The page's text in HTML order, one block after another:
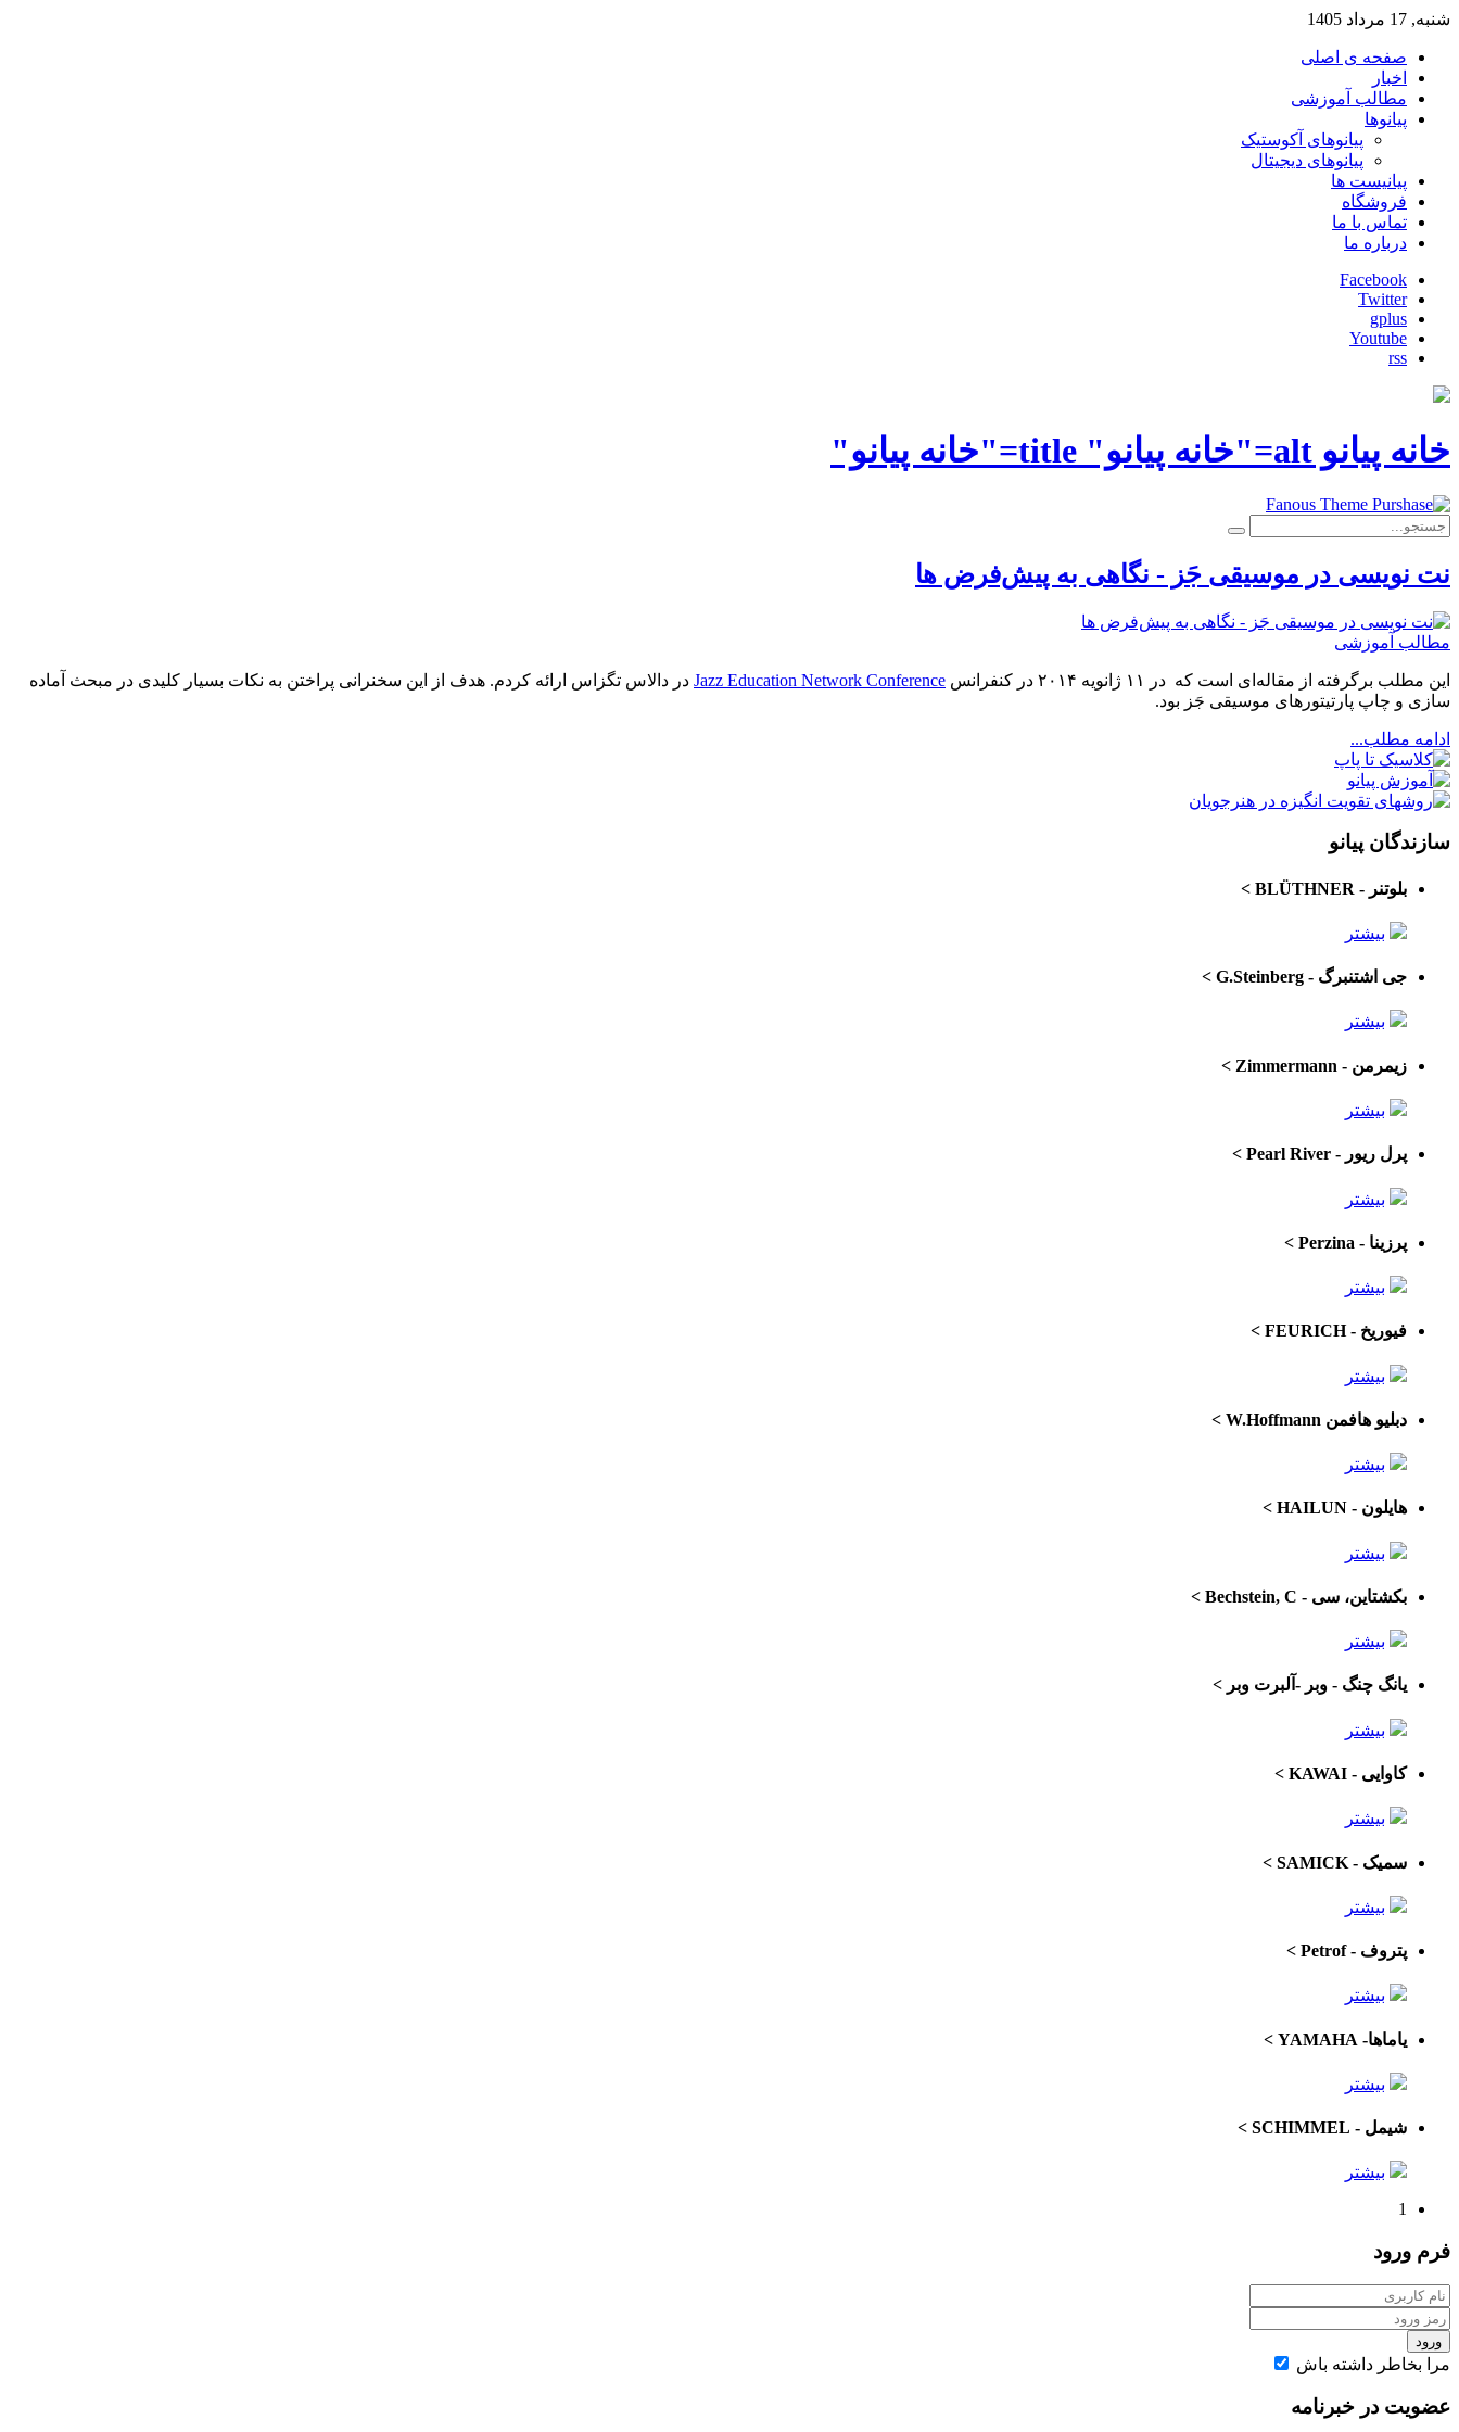
شنبه, 17 مرداد 1405
صفحه ی اصلی
اخبار
مطالب آموزشی
پیانوها
پیانوهای آکوستیک
پیانوهای دیجیتال
پیانیست ها
فروشگاه
تماس با ما
درباره ما
Facebook
Twitter
gplus
Youtube
rss
خانه پیانو alt="خانه پیانو" title="خانه پیانو"
نت نویسی در موسیقی جَز - نگاهی به پیش‌فرض ها
مطالب آموزشی
این مطلب برگرفته از مقاله‌‌ای است که در ۱۱ ژانویه‌ ۲۰۱۴ در کنفرانس Jazz Education Network Conference در دالاس تگزاس ارائه کردم. هدف از این سخنرانی پراختن به نکات بسیار کلیدی در مبحث آماده
سازی و چاپ پارتیتورهای موسیقی جَز بود.
ادامه مطلب...
سازندگان پیانو
بلوتنر - BLÜTHNER >
بیشتر
جی اشتنبرگ - G.Steinberg >
بیشتر
زیمرمن - Zimmermann >
بیشتر
پرل ریور - Pearl River >
بیشتر
پرزینا - Perzina >
بیشتر
فیوریخ - FEURICH >
بیشتر
دبلیو هافمن W.Hoffmann >
بیشتر
هایلون - HAILUN >
بیشتر
بکشتاین، سی - Bechstein, C >
بیشتر
یانگ چنگ - وبر -آلبرت وبر >
بیشتر
کاوایی - KAWAI >
بیشتر
سمیک - SAMICK >
بیشتر
پتروف - Petrof >
بیشتر
یاماها- YAMAHA >
بیشتر
شیمل - SCHIMMEL >
بیشتر
1
فرم ورود
ورود
مرا بخاطر داشته باش
عضویت در خبرنامه